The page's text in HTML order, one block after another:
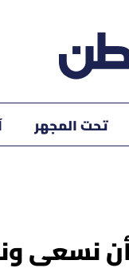
تحت المجهر
أن نسعى